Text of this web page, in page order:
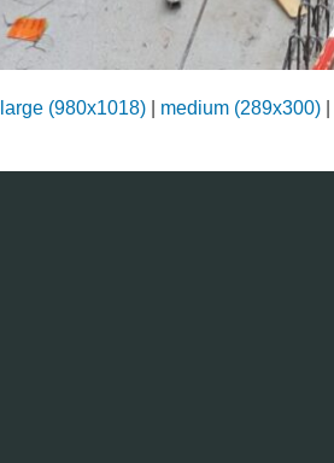
large (980x1018) medium (289x300)